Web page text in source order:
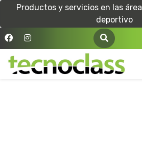
Productos y servicios en las
deportivo